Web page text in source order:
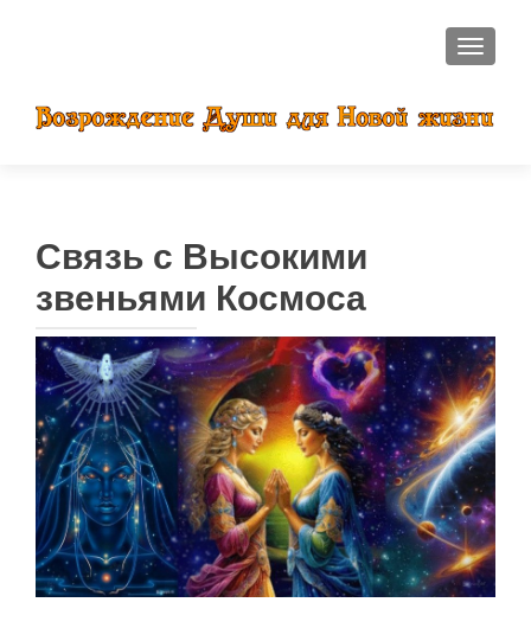
Связь с Высокими
звеньями Космоса